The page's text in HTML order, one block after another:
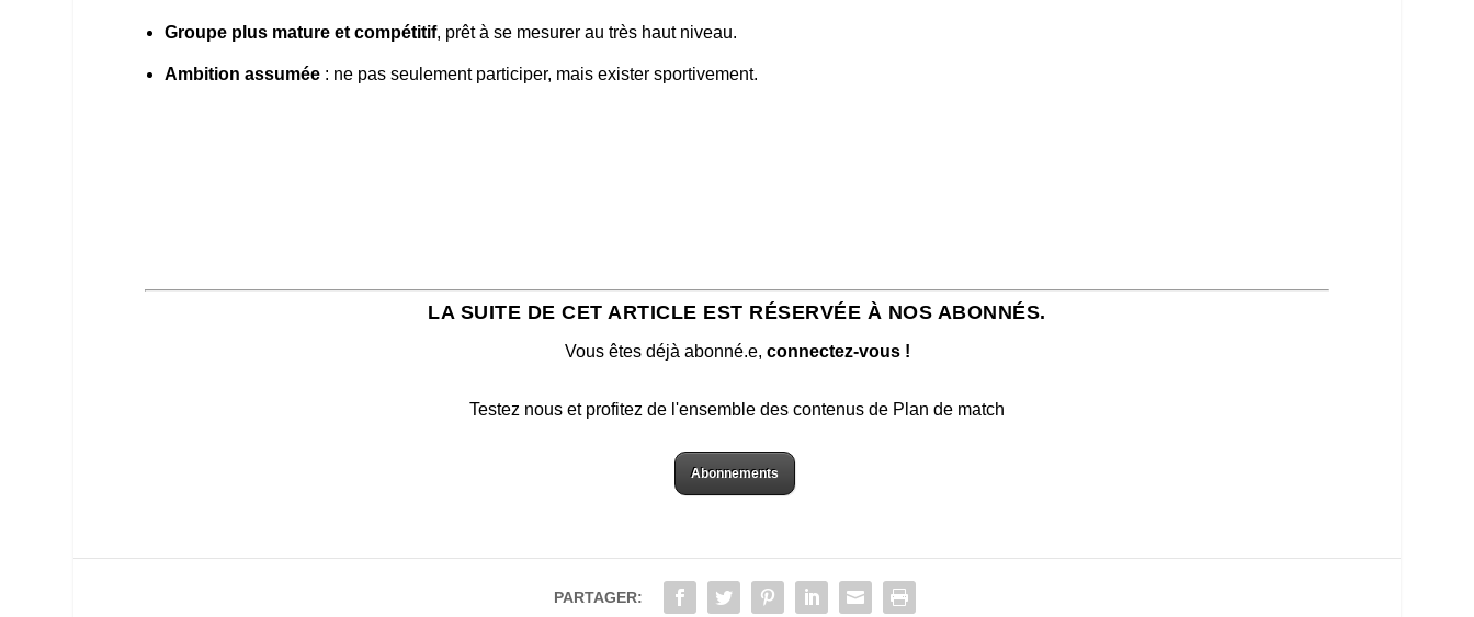
Groupe plus mature et compétitif, prêt à se mesurer au très haut niveau.
Ambition assumée : ne pas seulement participer, mais exister sportivement.
LA SUITE DE CET ARTICLE EST RÉSERVÉE À NOS ABONNÉS.
Vous êtes déjà abonné.e, connectez-vous !
Testez nous et profitez de l'ensemble des contenus de Plan de match
Abonnements
PARTAGER: